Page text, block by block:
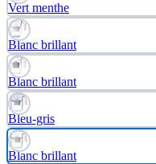
Vert menthe
Blanc brillant
Blanc brillant
Bleu-gris
Blanc brillant